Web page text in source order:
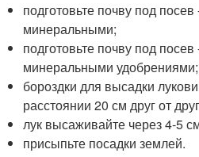
подготовьте почву под
минеральными;
подготовьте почву под
минеральными удобрениями;
бороздки для высадки
расстоянии 20 см друг от
лук высаживайте через 4-5
присыпьте посадки землей.